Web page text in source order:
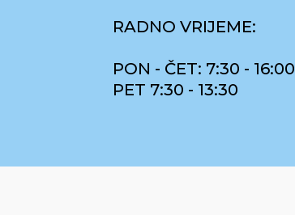
RADNO VRIJEME:
PON - ČET: 7:30 - 16:00
PET 7:30 - 13:30